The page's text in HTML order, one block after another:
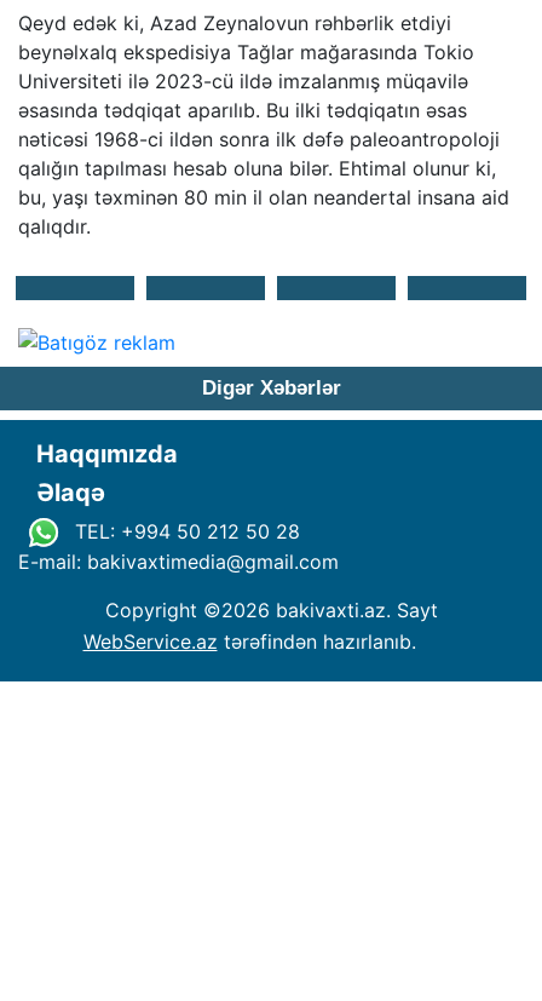
Qeyd edək ki, Azad Zeynalovun rəhbərlik etdiyi
beynəlxalq ekspedisiya Tağlar mağarasında Tokio
Universiteti ilə 2023-cü ildə imzalanmış müqavilə
əsasında tədqiqat aparılıb. Bu ilki tədqiqatın əsas
nəticəsi 1968-ci ildən sonra ilk dəfə paleoantropoloji
qalığın tapılması hesab oluna bilər. Ehtimal olunur ki,
bu, yaşı təxminən 80 min il olan neandertal insana aid
qalıqdır.
Digər Xəbərlər
Haqqımızda
Əlaqə
TEL: +994 50 212 50 28
E-mail: bakivaxtimedia@gmail.com
Copyright ©2026 bakivaxti.az. Sayt
WebService.az tərəfindən hazırlanıb.